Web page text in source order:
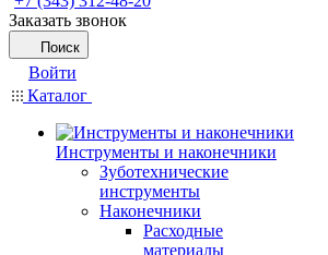
Заказать звонок
Поиск
Войти
Каталог
Инструменты и наконечники
Зуботехнические
инструменты
Наконечники
Расходные
материалы